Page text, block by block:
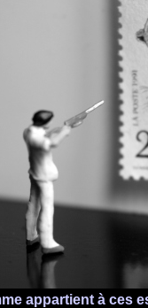
appartient à ces